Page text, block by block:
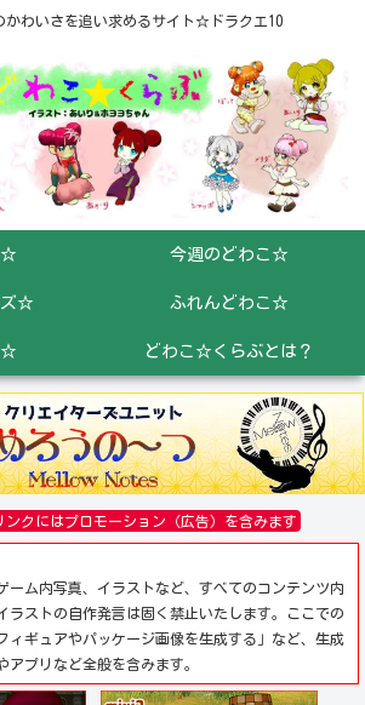
かわいさを追い求めるサイト☆ドラクエ10
☆ 今週のどわこ☆
ズ☆ ふれんどわこ☆
☆ どわこ☆くらぶとは？
ンクにはプロモーション（広告）を含みます
ーム内写真、イラストなど、すべてのコンテンツ内
ラストの自作発言は固く禁止いたします。ここでの
ィギュアやパッケージ画像を生成する」など、生成
プリなど全般を含みます。